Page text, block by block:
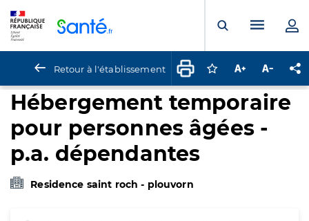
Ouvrir laMenu
Retour à l'établissement Connectez-vous
Augmenter la
Hébergement temporaire
pour personnes âgées -
p.a. dépendantes
Residence saint roch - plouvorn